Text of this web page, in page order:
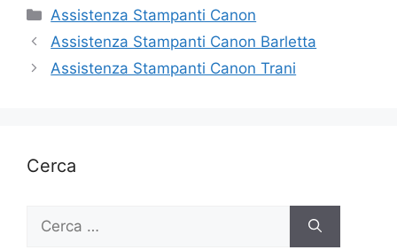
Categorie
Assistenza Stampanti Canon
Assistenza Stampanti Canon Barletta
Assistenza Stampanti Canon Trani
Cerca
Ricerca